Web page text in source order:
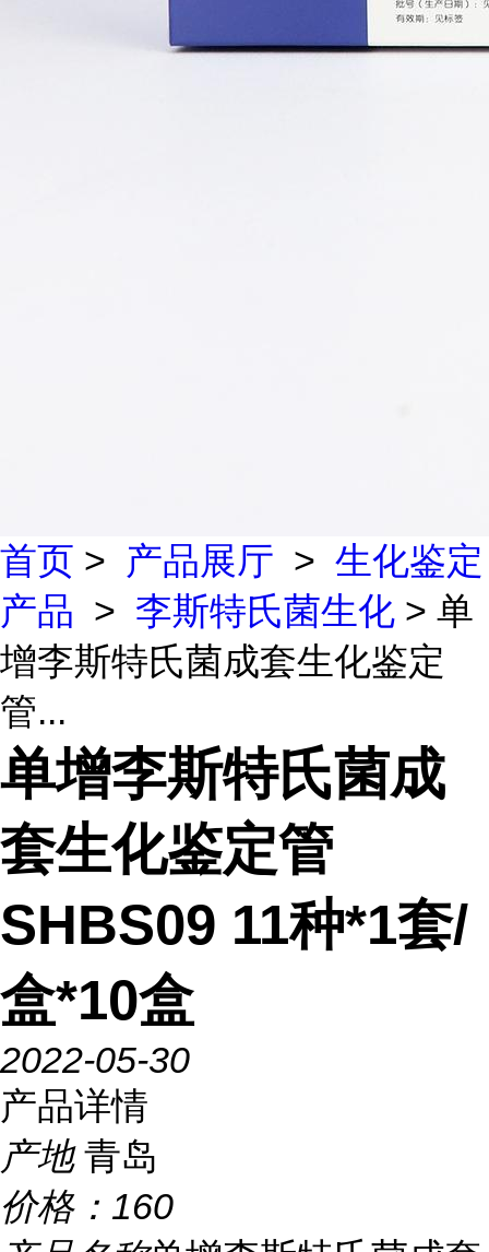
首页 > 产品展厅 > 生化鉴定
产品 > 李斯特氏菌生化 > 单
增李斯特氏菌成套生化鉴定
管...
单增李斯特氏菌成
套生化鉴定管
SHBS09 11种*1套/
盒*10盒
2022-05-30
产品详情
产地 青岛
价格： 160